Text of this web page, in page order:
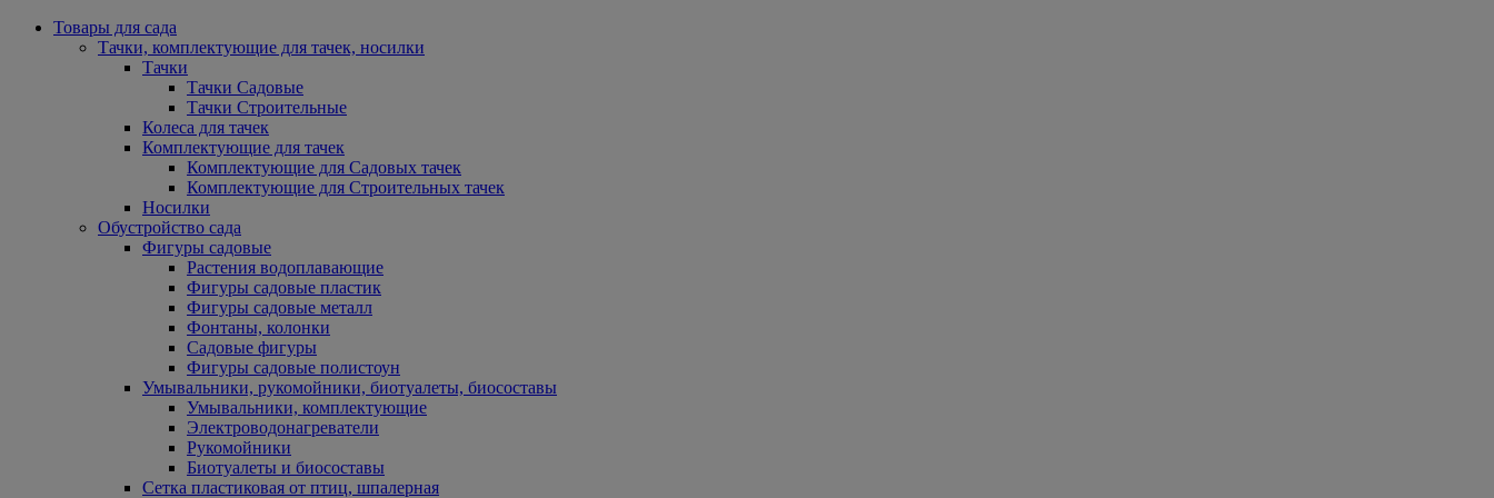
Товары для сада
Тачки, комплектующие для тачек, носилки
Тачки
Тачки Садовые
Тачки Строительные
Колеса для тачек
Комплектующие для тачек
Комплектующие для Садовых тачек
Комплектующие для Строительных тачек
Носилки
Обустройство сада
Фигуры садовые
Растения водоплавающие
Фигуры садовые пластик
Фигуры садовые металл
Фонтаны, колонки
Садовые фигуры
Фигуры садовые полистоун
Умывальники, рукомойники, биотуалеты, биосоставы
Умывальники, комплектующие
Электроводонагреватели
Рукомойники
Биотуалеты и биосоставы
Сетка пластиковая от птиц, шпалерная